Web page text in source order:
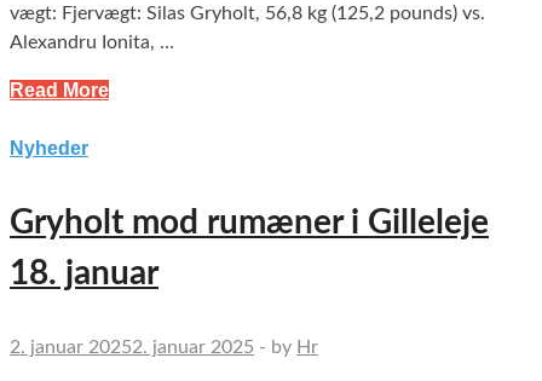
vægt: Fjervægt: Silas Gryholt, 56,8 kg (125,2 pounds) vs.
Alexandru Ionita, …
Read More
Nyheder
Gryholt mod rumæner i Gilleleje
18. januar
2. januar 20252. januar 2025 - by Hr